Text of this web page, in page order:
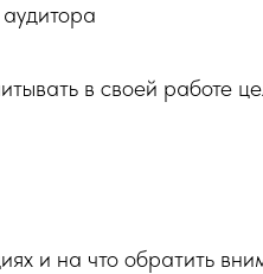
в своей работе
и на что обратить